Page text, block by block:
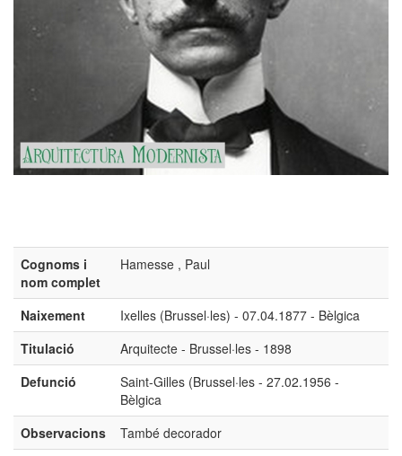
Cognoms i
nom complet
Hamesse , Paul
Naixement
Ixelles (Brussel·les) - 07.04.1877 - Bèlgica
Titulació
Arquitecte - Brussel·les - 1898
Defunció
Saint-Gilles (Brussel·les - 27.02.1956 -
Bèlgica
Observacions
També decorador